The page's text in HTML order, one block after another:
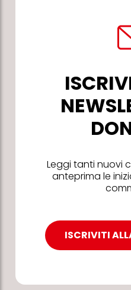
Leggi tanti nuovi
anteprima le
ISCRIVITI